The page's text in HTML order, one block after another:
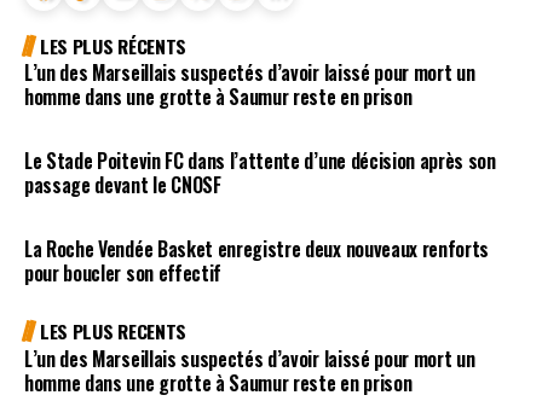
LES PLUS RÉCENTS
L’un des Marseillais suspectés d’avoir laissé pour mort un
homme dans une grotte à Saumur reste en prison
Le Stade Poitevin FC dans l’attente d’une décision après son
passage devant le CNOSF
La Roche Vendée Basket enregistre deux nouveaux renforts
pour boucler son effectif
LES PLUS RECENTS
L’un des Marseillais suspectés d’avoir laissé pour mort un
homme dans une grotte à Saumur reste en prison